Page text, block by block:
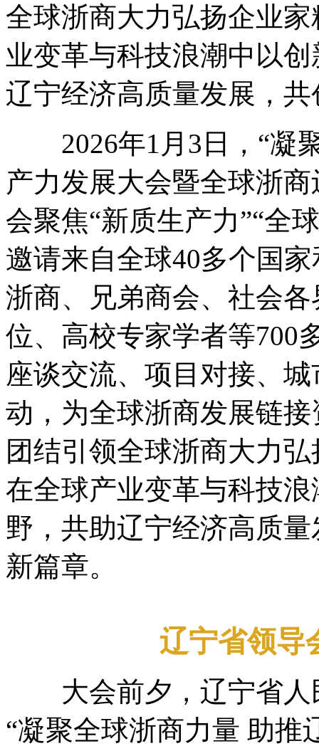
全球浙商大力弘扬企业
业变革与科技浪潮中以
辽宁经济高质量发展，
2026年1月3日，“凝
产力发展大会暨全球浙
会聚焦“新质生产力”“全
邀请来自全球40多个国
浙商、兄弟商会、社会
位、高校专家学者等700
座谈交流、项目对接、
动，为全球浙商发展链
团结引领全球浙商大力
在全球产业变革与科技
野，共助辽宁经济高质
新篇章。
辽宁省领导
大会前夕，辽宁省人
“凝聚全球浙商力量 助推